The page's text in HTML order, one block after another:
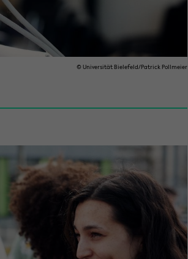
© Uni­ver­si­tät Bie­le­feld/Pa­trick Poll­mei­er